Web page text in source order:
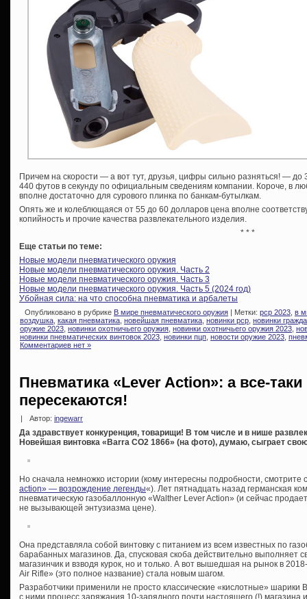
Причем на скорости — а вот тут, друзья, цифры сильно разняться! —
440 футов в секунду по официальным сведениям компании. Короче, в
вполне достаточно для сурового плинка по банкам-бутылкам.
Опять же и колеблющаяся от 55 до 60 долларов цена вполне
копийность и прочие качества развлекательного изделия.
* * *
Еще статьи по теме:
Новые модели пневматического оружия
Новые модели пневматического оружия. Часть 2
Новые модели пневматического оружия. Часть 3
Новые модели пневматического оружия. Часть 5 (2024 год)
Убойная сила: на что способна пневматика и арбалеты
Опубликовано в рубрике В мире пневматического оружия | Метки: pcp 2023 в
воздушка какая пневматика новейшая пневматика новинки pcp новинки
оружие 2023 новинки охотничьего оружия новинки охотничьего оружия 2023
новинки пневматических винтовок 2023 новинки пцп новости оружие 2023
Комментариев нет »
Пневматика «Lever Action»: а все-
пересекаются!
| Автор: ingewarr
Да здравствует конкуренция, товарищи! В том числе и в нише
Новейшая винтовка «Barra CO2 1866» (на фото), думаю, сыграет
Но сначала немножко истории (кому интересны подробности, смотрите
action» — возрождение легенды«). Лет пятнадцать назад германская
пневматическую газобаллонную «Walther Lever Action» (и сейчас
не вызывающей энтузиазма цене).
Она представляла собой винтовку с питанием из всем известных по
барабанных магазинов. Да, спусковая скоба действительно выполняет
магазинчик и взводя курок, но и только. А вот вышедшая на рынок в
Air Rifle» (это полное название) стала новым шагом.
Разработчики применили не просто классические «кислотные»
с ними процесс заряжания 10-зарядного почти настоящего (!) магазина